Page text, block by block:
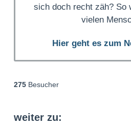
sich doch recht zäh? So
vielen
Hier geht es zum
275 Besucher
weiter zu: